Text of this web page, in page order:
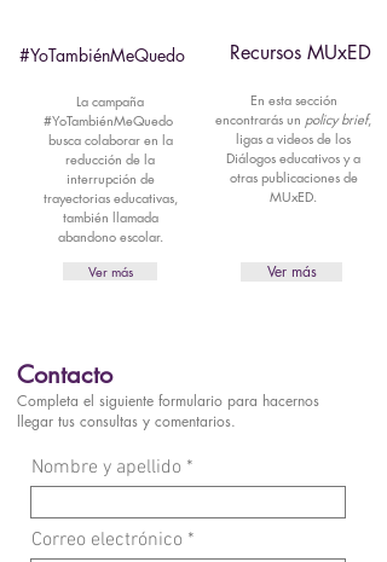
#YoTambiénMeQuedo
La campaña
#YoTambiénMeQuedo
busca colaborar en la
reducción de la
interrupción de
trayectorias educativas,
también llamada
abandono escolar.
Ver más
Recursos MUxED
En esta sección
encontrarás un policy brief,
ligas a videos de los
Diálogos educativos y a
otras publicaciones de
MUxED.
Ver más
Contacto
Completa el siguiente formulario para hacernos
llegar tus consultas y comentarios.
Nombre y apellido
Correo electrónico